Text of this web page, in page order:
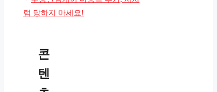
럼 당하지 마세요!
콘
텐